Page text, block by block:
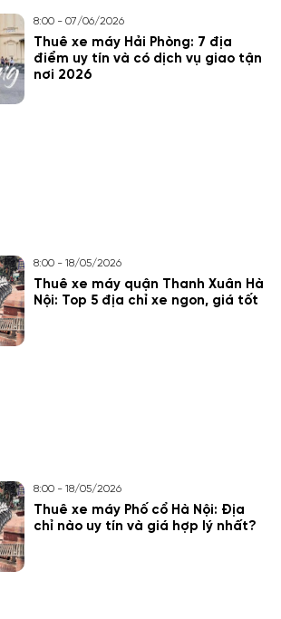
8:00 - 07/06/2026
Thuê xe máy Hải Phòng: 7 địa
điểm uy tín và có dịch vụ giao tận
nơi 2026
8:00 - 18/05/2026
Thuê xe máy quận Thanh Xuân Hà
Nội: Top 5 địa chỉ xe ngon, giá tốt
8:00 - 18/05/2026
Thuê xe máy Phố cổ Hà Nội: Địa
chỉ nào uy tín và giá hợp lý nhất?